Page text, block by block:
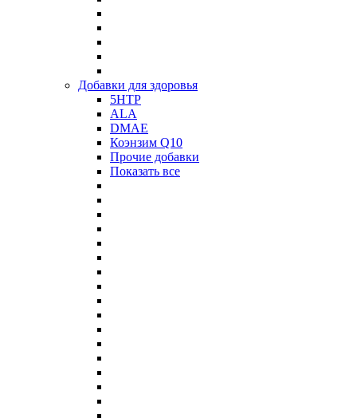
Добавки для здоровья
5HTP
ALA
DMAE
Коэнзим Q10
Прочие добавки
Показать все